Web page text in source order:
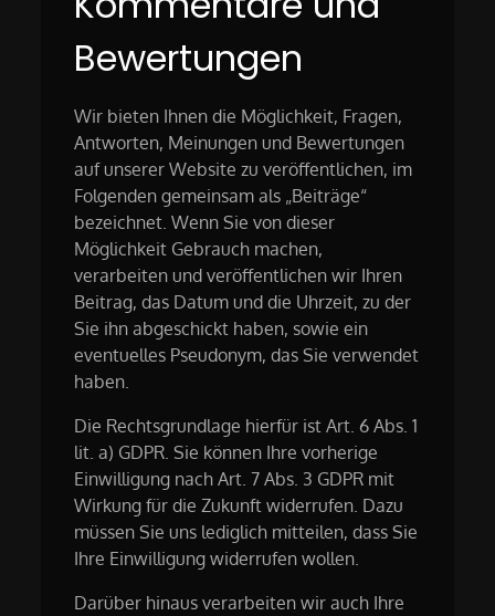
Bewertungen
Wir bieten Ihnen die Möglichkeit, Fragen,
Antworten, Meinungen und Bewertungen
auf unserer Website zu veröffentlichen, im
Folgenden gemeinsam als „Beiträge“
bezeichnet. Wenn Sie von dieser
Möglichkeit Gebrauch machen,
verarbeiten und veröffentlichen wir Ihren
Beitrag, das Datum und die Uhrzeit, zu der
Sie ihn abgeschickt haben, sowie ein
eventuelles Pseudonym, das Sie verwendet
haben.
Die Rechtsgrundlage hierfür ist Art. 6 Abs. 1
lit. a) GDPR. Sie können Ihre vorherige
Einwilligung nach Art. 7 Abs. 3 GDPR mit
Wirkung für die Zukunft widerrufen. Dazu
müssen Sie uns lediglich mitteilen, dass Sie
Ihre Einwilligung widerrufen wollen.
Darüber hinaus verarbeiten wir auch Ihre